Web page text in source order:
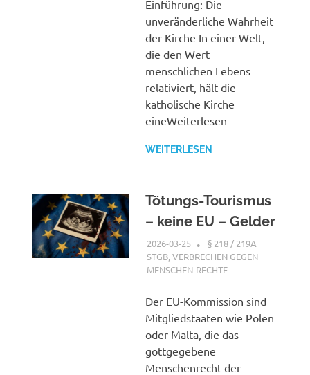
Einführung: Die
unveränderliche Wahrheit
der Kirche In einer Welt,
die den Wert
menschlichen Lebens
relativiert, hält die
katholische Kirche
eineWeiterlesen
WEITERLESEN
Tötungs-Tourismus
– keine EU – Gelder
2026-03-25 XX
§ 218 / 219A
STGB,VERBRECHEN GEGEN
MENSCHEN-RECHTE
Der EU-Kommission sind
Mitgliedstaaten wie Polen
oder Malta, die das
gottgegebene
Menschenrecht der